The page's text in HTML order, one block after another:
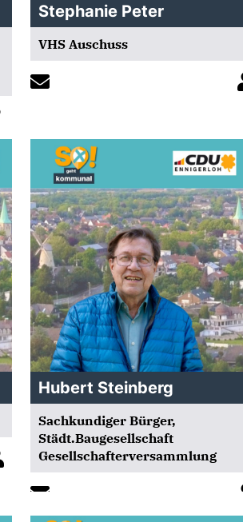
Stephanie Peter
VHS Auschuss
Hubert Steinberg
Sachkundiger Bürger,
Städt.Baugesellschaft
Gesellschafterversammlung